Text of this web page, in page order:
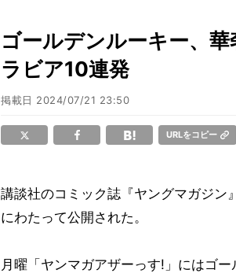
ゴールデンルーキー、
ラビア10連発
掲載日 2024/07/21 23:50
URLをコピー
講談社のコミック誌『ヤングマガジン
にわたって公開された。
月曜「ヤンマガアザーっす!」にはゴー